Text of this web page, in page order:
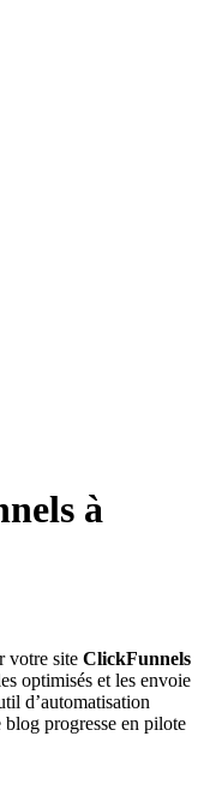
à
votre site ClickFunnels
optimisés et les envoie
d’automatisation
progresse en pilote